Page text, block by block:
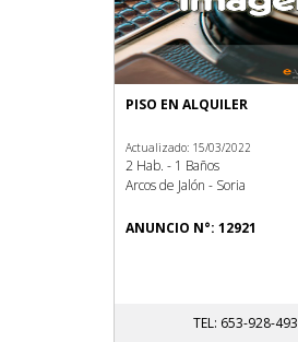
PISO EN ALQUILER
Actualizado: 15/03/2022
2 Hab. - 1 Baños
Arcos de Jalón - Soria
ANUNCIO N°: 12921
TEL: 653-928-493